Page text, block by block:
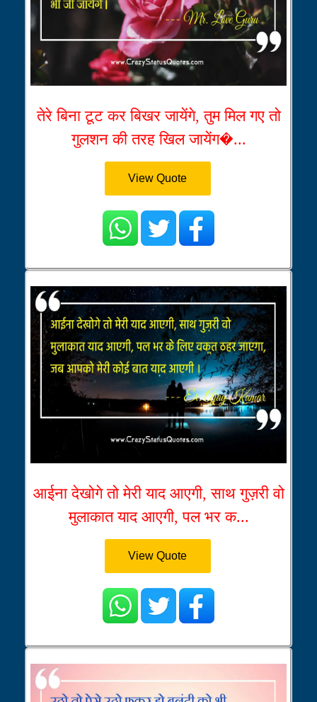
तेरे बिना टूट कर बिखर जायेंगे, तुम मिल गए तो
गुलशन की तरह खिल जायेंग�...
View Quote
आईना देखोगे तो मेरी याद आएगी, साथ गुज़री वो
मुलाकात याद आएगी, पल भर क...
View Quote